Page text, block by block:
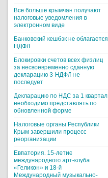
Все больше крымчан получают
налоговые уведомления в
электронном виде
Банковский кешбэк не облагается
НДФЛ
Блокировки счетов всех физлиц
за несвоевременно сданную
декларацию 3-НДФЛ не
последует
Декларацию по НДС за 1 квартал
необходимо представлять по
обновленной форме
Налоговые органы Республики
Крым завершили процесс
реорганизации
Евпатория. 15-летие
международного арт-клуба
«Геликон» и 18-й
Международный музыкально-